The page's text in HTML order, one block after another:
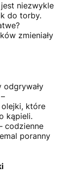
niezwykle
do torby.
zmieniały
odgrywały
które
kąpieli.
codzienne
poranny